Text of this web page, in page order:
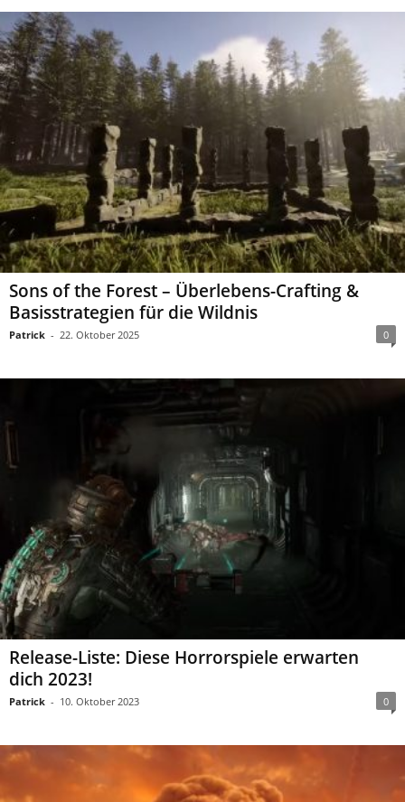
Sons of the Forest – Überlebens-Crafting &
Basisstrategien für die Wildnis
Patrick - 22. Oktober 2025 0
Release-Liste: Diese Horrorspiele erwarten
dich 2023!
Patrick - 10. Oktober 2023 0